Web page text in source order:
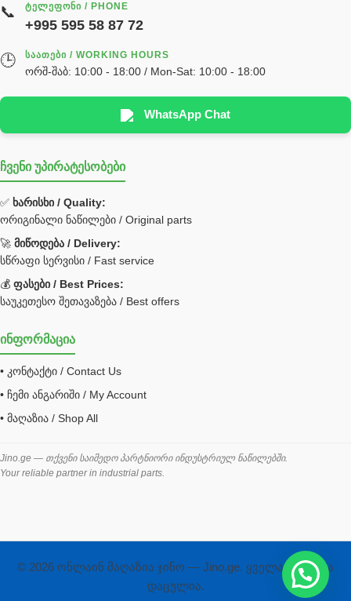
реек
სხადასხვა
Hyva
უჟანგავი ფოლადი
Bobcat ფილტრი
Caterpillar ფილტრი
JCB ფილტრი
ქვაბი გათბობა მილები
შემაერთებელი / გადამყვანი UNF ORFS
შემაერთებელი BSPP /გადამყვანი
შესაფუთი მანქანა ვაკუმით
შლანგი
საწვავის შლანგი
ჰიდრავლიკა და პნევმატიკა
📞 ᲢᲔᲚᲔᲤᲝᲜᲘ / PHONE
+995 595 58 87 72
🕒 ᲡᲐᲐᲗᲔᲑᲘ / WORKING HOURS
ორშ-შაბ: 10:00 - 18:00 / Mon-Sat: 10:00 - 18:00
WhatsApp Chat
ჩვენი უპირატესობები
✅ ხარისხი / Quality:
ორიგინალი ნაწილები / Original parts
🚀 მიწოდება / Delivery:
სწრაფი სერვისი / Fast service
💰 ფასები / Best Prices:
საუკეთესო შეთავაზება / Best offers
ინფორმაცია
• კონტაქტი / Contact Us
• ჩემი ანგარიში / My Account
• მაღაზია / Shop All
Jino.ge — თქვენი საიმედო პარტნიორი ინდუსტრიულ ნაწილებში.
Your reliable partner in industrial parts.
© 2026 ონლაინ მაღაზია ჯინო — Jino.ge. ყველა უფლება
დაცულია.